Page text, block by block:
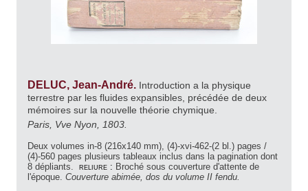
DELUC, Jean-André. Introduction a la physique
terrestre par les fluides expansibles, précédée de deux
mémoires sur la nouvelle théorie chymique.
Paris, Vve Nyon, 1803.
Deux volumes in-8 (216x140 mm), (4)-xvi-462-(2 bl.) pages /
(4)-560 pages plusieurs tableaux inclus dans la pagination dont
8 dépliants. reliure : Broché sous couverture d'attente de
l'époque. Couverture abimée, dos du volume II fendu.